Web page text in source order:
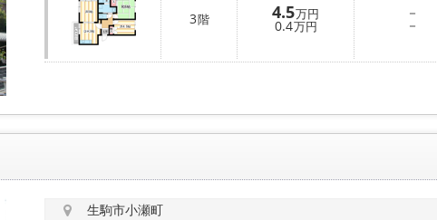
3階 4.5万円
0.4万円
－
－
生駒市小瀬町